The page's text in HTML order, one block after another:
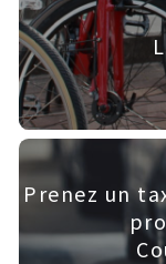
Prenez un